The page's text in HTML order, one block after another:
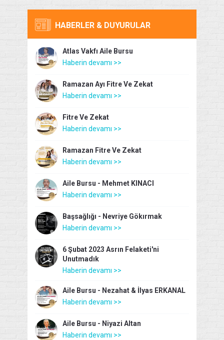
HABERLER & DUYURULAR
Atlas Vakfı Aile Bursu
Haberin devamı >>
Ramazan Ayı Fitre Ve Zekat
Haberin devamı >>
Fitre Ve Zekat
Haberin devamı >>
Ramazan Fitre Ve Zekat
Haberin devamı >>
Aile Bursu - Mehmet KINACI
Haberin devamı >>
Başsağlığı - Nevriye Gökırmak
Haberin devamı >>
6 Şubat 2023 Asrın Felaketi'ni
Unutmadık
Haberin devamı >>
Aile Bursu - Nezahat & İlyas ERKANAL
Haberin devamı >>
Aile Bursu - Niyazi Altan
Haberin devamı >>